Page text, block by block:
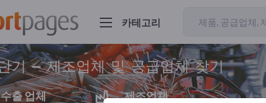
카테고리
기 – 제조업체 및 공급업체 찾기
출 업체 제조업체